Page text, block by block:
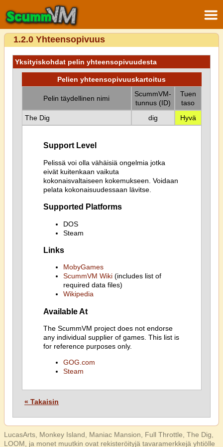
1.2.0 Yhteensopivuus
Yksityiskohdat pelin yhteensopivuudesta
Pelien yhteensopivuuskartoitus
Pelin täydellinen nimi
ScummVM-
tunnus (ID)
Tuen
taso
The Dig
dig Hyvä
Support Level
Pelissä voi olla vähäisiä ongelmia jotka
eivät kuitenkaan vaikuta
kokonaisvaltaiseen kokemukseen. Voidaan
pelata kokonaisuudessaan lävitse.
Supported Platforms
DOS
Steam
Links
MobyGames
ScummVM Wiki(includes list of
required data files)
Wikipedia
Available At
The ScummVM project does not endorse
any individual supplier of games. This list is
for reference purposes only.
GOG.com
Steam
« Takaisin
LucasArts, Monkey Island, Maniac Mansion, Full Throttle, The Dig,
LOOM, ja monet muutkin ovat rekisteröityjä tavaramerkkejä yhtiölle